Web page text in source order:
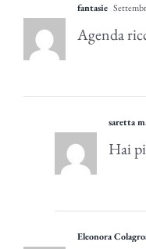
fantasie
Agenda
saretta
Hai
Eleonora